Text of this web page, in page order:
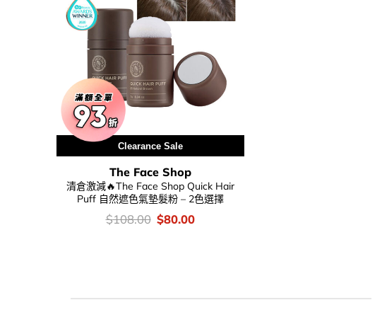
Clearance Sale
The Face Shop
清倉激減🔥The Face Shop Quick Hair
Puff 自然遮色氣墊髮粉 – 2色選擇
價
錢：
$108.00 Original
price
$80.00Current